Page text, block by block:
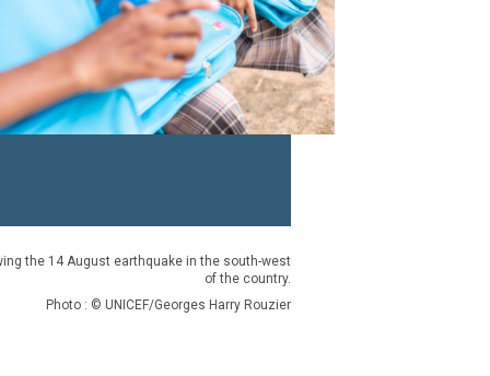
the 14 August earthquake in the south-west
of the country.
Photo : © UNICEF/Georges Harry Rouzier